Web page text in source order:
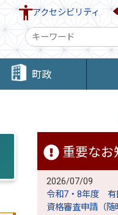
アクセシビリティ
検
索
キ
ー町政
重要なお
2026/07/09
令和7・8年度 有
資格審査申請（